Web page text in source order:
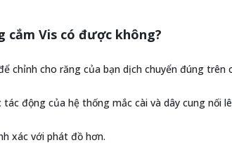
cắm Vis có được không?
chỉnh cho răng của bạn dịch chuyển đúng
động của hệ thống mắc cài và dây cung nối
xác với phát đồ hơn.